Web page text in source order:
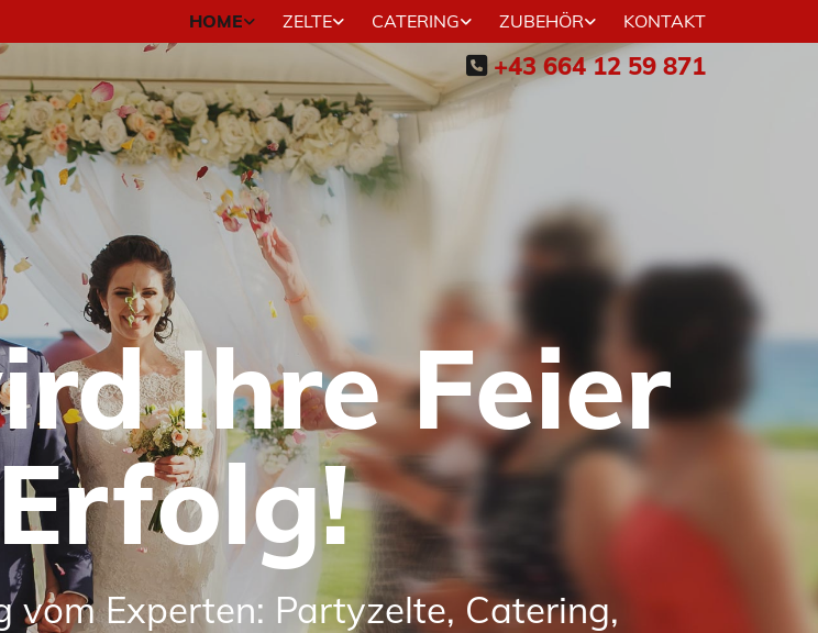
HOME ZELTE CATERING ZUBEHÖR KONTAKT
 +43 664 12 59 871
Ihre Feier
Experten: Partyzelte, Catering,